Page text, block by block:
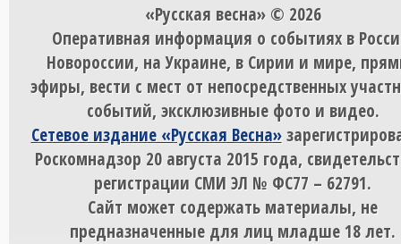
«Русская весна» © 2026
Оперативная информация о событиях в
Новороссии, на Украине, в Сирии и мире,
эфиры, вести с мест от непосредственных
событий, эксклюзивные фото и видео.
Сетевое издание «Русская Весна»
Роскомнадзор 20 августа 2015 года,
регистрации СМИ ЭЛ № ФС77 – 62791.
Сайт может содержать материалы, не
предназначенные для лиц младше 18 лет.